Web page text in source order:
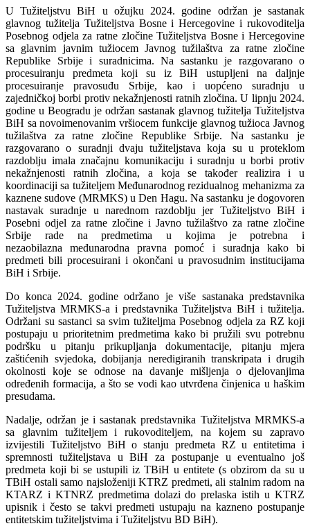
U Tužiteljstvu BiH u ožujku 2024. godine održan je sastanak
glavnog tužitelja Tužiteljstva Bosne i Hercegovine i rukovoditelja
Posebnog odjela za ratne zločine Tužiteljstva Bosne i Hercegovine
sa glavnim javnim tužiocem Javnog tužilaštva za ratne zločine
Republike Srbije i suradnicima. Na sastanku je razgovarano o
procesuiranju predmeta koji su iz BiH ustupljeni na daljnje
procesuiranje pravosuđu Srbije, kao i uopćeno suradnju u
zajedničkoj borbi protiv nekažnjenosti ratnih zločina. U lipnju 2024.
godine u Beogradu je održan sastanak glavnog tužitelja Tužiteljstva
BiH sa novoimenovanim vršiocem funkcije glavnog tužioca Javnog
tužilaštva za ratne zločine Republike Srbije. Na sastanku je
razgovarano o suradnji dvaju tužiteljstava koja su u proteklom
razdoblju imala značajnu komunikaciju i suradnju u borbi protiv
nekažnjenosti ratnih zločina, a koja se također realizira i u
koordinaciji sa tužiteljem Međunarodnog rezidualnog mehanizma za
kaznene sudove (MRMKS) u Den Hagu. Na sastanku je dogovoren
nastavak suradnje u narednom razdoblju jer Tužiteljstvo BiH i
Posebni odjel za ratne zločine i Javno tužilaštvo za ratne zločine
Srbije rade na predmetima u kojima je potrebna i
nezaobilazna međunarodna pravna pomoć i suradnja kako bi
predmeti bili procesuirani i okončani u pravosudnim institucijama
BiH i Srbije.
Do konca 2024. godine održano je više sastanaka predstavnika
Tužiteljstva MRMKS-a i predstavnika Tužiteljstva BiH i tužitelja.
Održani su sastanci sa svim tužiteljma Posebnog odjela za RZ koji
postupaju u prioritetnim predmetima kako bi pružili svu potrebnu
podršku u pitanju prikupljanja dokumentacije, pitanju mjera
zaštićenih svjedoka, dobijanja neredigiranih transkripata i drugih
okolnosti koje se odnose na davanje mišljenja o djelovanjima
određenih formacija, a što se vodi kao utvrđena činjenica u haškim
presudama.
Nadalje, održan je i sastanak predstavnika Tužiteljstva MRMKS-a
sa glavnim tužiteljem i rukovoditeljem, na kojem su zapravo
izvijestili Tužiteljstvo BiH o stanju predmeta RZ u entitetima i
spremnosti tužiteljstava u BiH za postupanje u eventualno još
predmeta koji bi se ustupili iz TBiH u entitete (s obzirom da su u
TBiH ostali samo najsloženiji KTRZ predmeti, ali stalnim radom na
KTARZ i KTNRZ predmetima dolazi do prelaska istih u KTRZ
upisnik i često se takvi predmeti ustupaju na kazneno postupanje
entitetskim tužiteljstvima i Tužiteljstvu BD BiH).